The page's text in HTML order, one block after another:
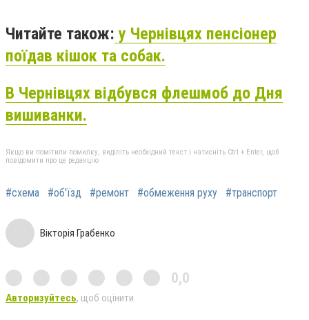
Читайте також: у Чернівцях пенсіонер
поїдав кішок та собак.
В Чернівцях відбувся флешмоб до Дня
вишиванки.
Якщо ви помітили помилку, виділіть необхідний текст і натисніть Ctrl + Enter, щоб
повідомити про це редакцію
#схема #об'їзд #ремонт #обмеження руху #транспорт
Вікторія Грабенко
0,0
Авторизуйтесь, щоб оцінити